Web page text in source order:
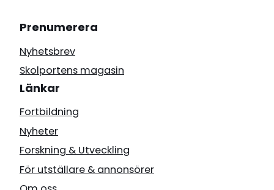
Prenumerera
Nyhetsbrev
Skolportens magasin
Länkar
Fortbildning
Nyheter
Forskning & Utveckling
För utställare & annonsörer